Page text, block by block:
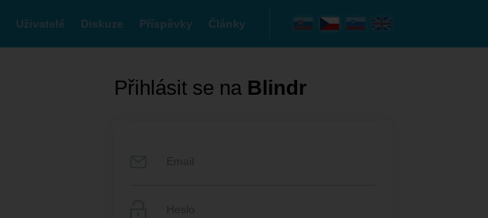
Uživatelé Diskuze Příspěvky Články
Přihlásit se na Blindr